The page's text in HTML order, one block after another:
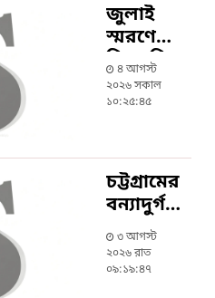
জুলাই
স্মরণে
বিএনপির
আলোচনা
সভায়
প্রধানমন্ত্রী
৪ আগস্ট
২০২৬ সকাল
১০:২৫:৪৫
চট্টগ্রামের
বন্যাদুর্গত
৩
উপজেলা
সফর
৩ আগস্ট
২০২৬ রাত
০৯:১৯:৪৭